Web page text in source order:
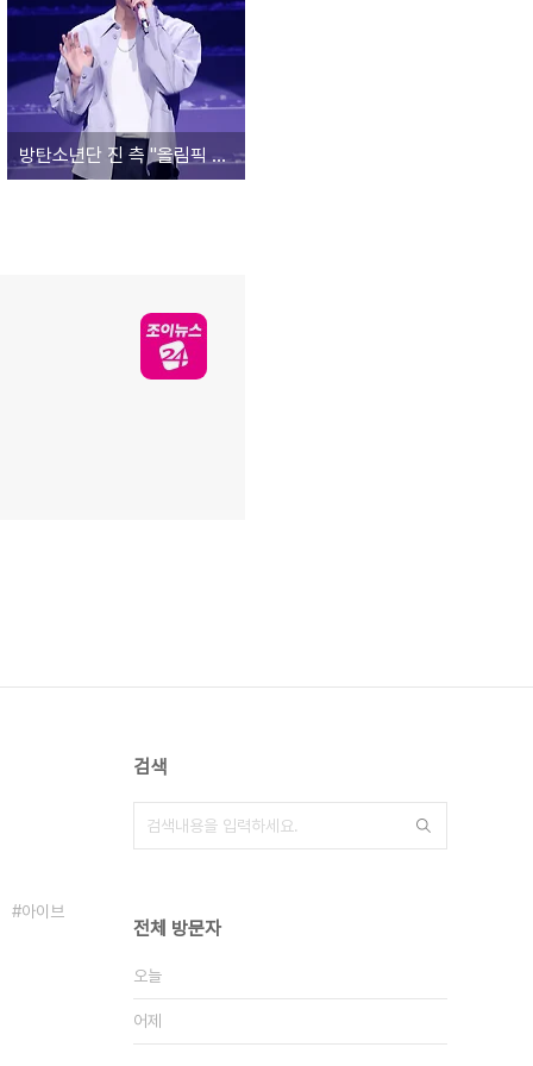
방탄소년단 진 측 "올림픽 성화봉송 참여, 화합·평화 전한다"(공식)
아이브
검색
전체 방문자
오늘
어제